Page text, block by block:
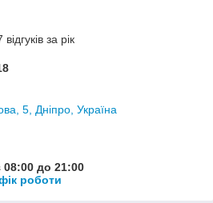
за рік
5, Дніпро, Україна
08:00 до 21:00
роботи